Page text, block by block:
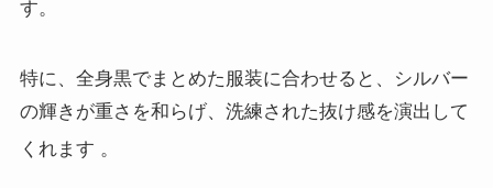
す。
特に、全身黒でまとめた服装に合わせると、シルバー
の輝きが重さを和らげ、洗練された抜け感を演出して
くれます 。